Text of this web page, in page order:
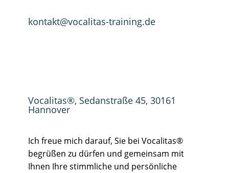
kontakt@vocalitas-training.de
Vocalitas®, Sedanstraße 45, 30161
Hannover
Ich freue mich darauf, Sie bei Vocalitas®
begrüßen zu dürfen und gemeinsam mit
Ihnen Ihre stimmliche und persönliche